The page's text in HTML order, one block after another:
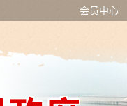
会员中心